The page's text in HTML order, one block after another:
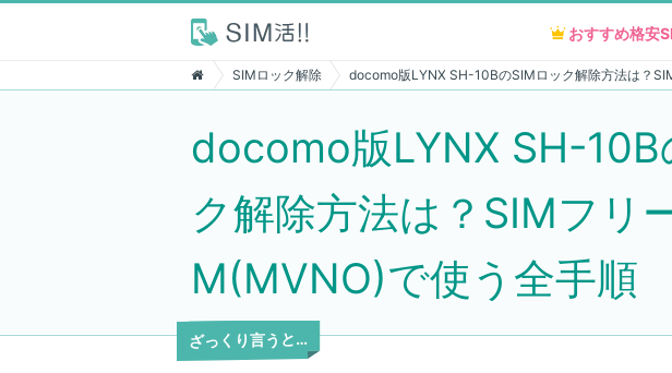
おすすめ格安
SIMロック解除 docomo版LYNX SH-10BのSIMロック解除方法は？
docomo版LYNX SH-10B
ク解除方法は？SIMフリ
M(MVNO)で使う全手順
ざっくり言うと…
おすすめ格安